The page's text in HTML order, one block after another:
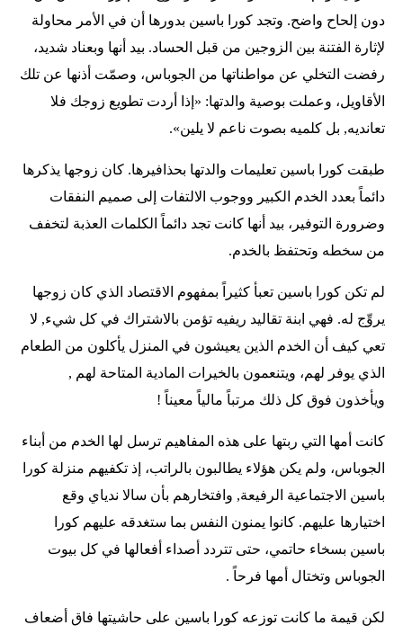
دون إلحاح واضح. وتجد كورا باسين بدورها أن في الأمر محاولة
لإثارة الفتنة بين الزوجين من قبل الحساد. بيد أنها وبعناد شديد،
رفضت التخلي عن مواطناتها من الجوباس، وصمّت أذنها عن تلك
الأقاويل، وعملت بوصية والدتها: «إذا أردت تطويع زوجك فلا
تعانديه, بل كلميه بصوت ناعم لا يلين».
طبقت كورا باسين تعليمات والدتها بحذافيرها. كان زوجها يذكرها
دائماً بعدد الخدم الكبير ووجوب الالتفات إلى صميم النفقات
وضرورة التوفير، بيد أنها كانت تجد دائماً الكلمات العذبة لتخفف
من سخطه وتحتفظ بالخدم.
لم تكن كورا باسين تعبأ كثيراً بمفهوم الاقتصاد الذي كان زوجها
يروِّج له. فهي ابنة تقاليد ريفيه تؤمن بالاشتراك في كل شيء, لا
تعي كيف أن الخدم الذين يعيشون في المنزل يأكلون من الطعام
الذي يوفر لهم، ويتنعمون بالخيرات المادية المتاحة لهم ,
ويأخذون فوق كل ذلك مرتباً مالياً معيناً !
كانت أمها التي ربتها على هذه المفاهيم ترسل لها الخدم من أبناء
الجوباس، ولم يكن هؤلاء يطالبون بالراتب، إذ تكفيهم منزلة كورا
باسين الاجتماعية الرفيعة, وافتخارهم بأن سالا ندياي وقع
اختيارها عليهم. كانوا يمنون النفس بما ستغدقه عليهم كورا
باسين بسخاء حاتمي، حتى تتردد أصداء أفعالها في كل بيوت
الجوباس وتختال أمها فرحاً .
لكن قيمة ما كانت توزعه كورا باسين على حاشيتها فاق أضعاف